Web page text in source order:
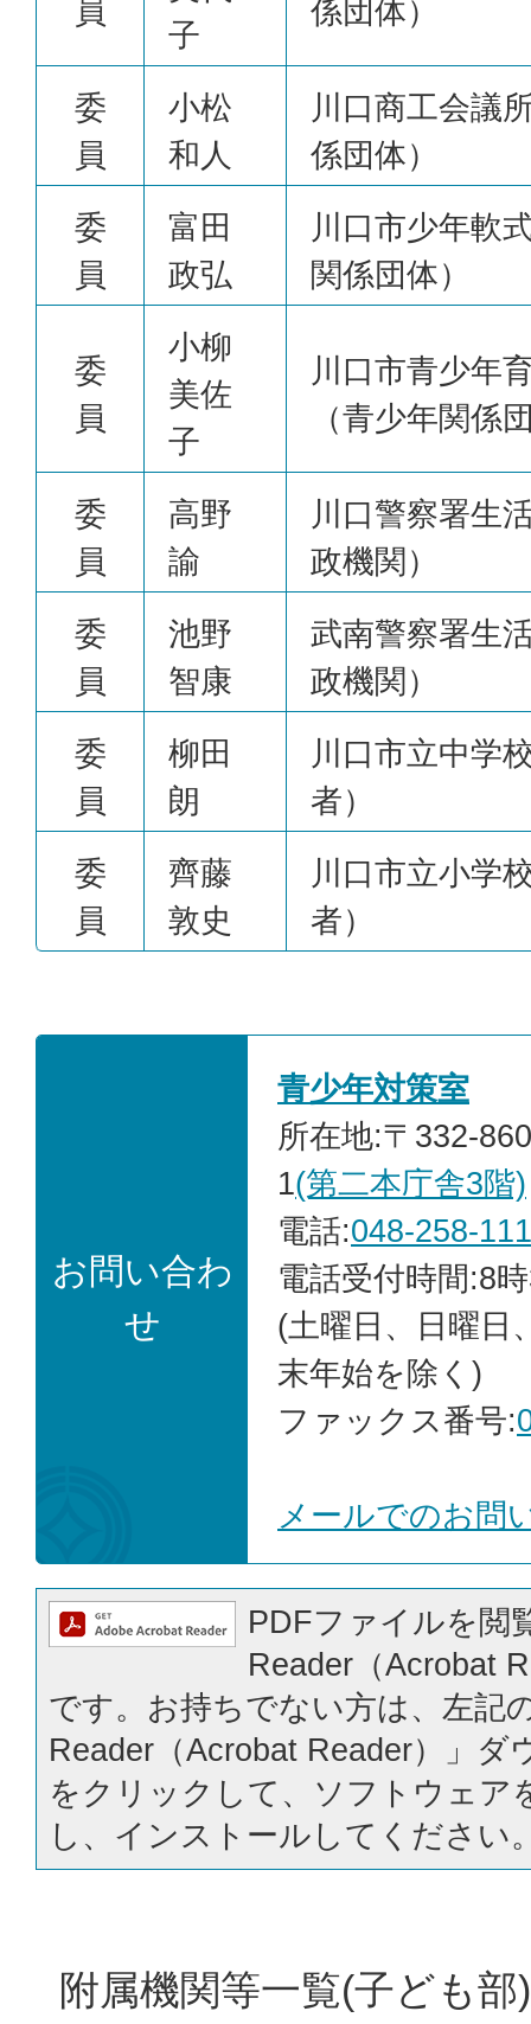
員
子
係団体）
委
員
小松
和人
川口商工会議
係団体）
委
員
富田
政弘
川口市少年軟
関係団体）
委
員
小柳
美佐
子
川口市青少年
（青少年関係
委
員
高野
諭
川口警察署生
政機関）
委
員
池野
智康
武南警察署生
政機関）
委
員
柳田
朗
川口市立中学
者）
委
員
齊藤
敦史
川口市立小学
者）
お問い合わ
せ
青少年対策室
所在地:〒332-
1(第二本庁舎3階)
電話:048-258-
電話受付時間:8
(土曜日、日曜日
末年始を除く)
ファックス番号:
メールでのお問
PDFファイルを閲
Reader（Acrobat
です。お持ちでない方は、左記
Reader（Acrobat Reader）」ダ
をクリックして、ソフトウェア
し、インストールしてください
附属機関等一覧(子ども部)